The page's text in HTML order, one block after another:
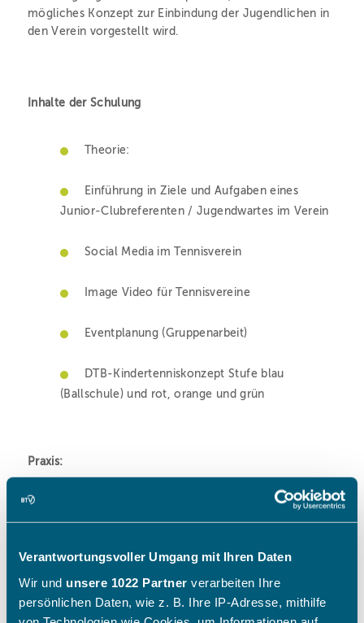
Verantwortungsvoller Umgang mit Ihren Daten
Wir und unsere 1022 Partner verarbeiten Ihre
persönlichen Daten, wie z. B. Ihre IP-Adresse, mithilfe